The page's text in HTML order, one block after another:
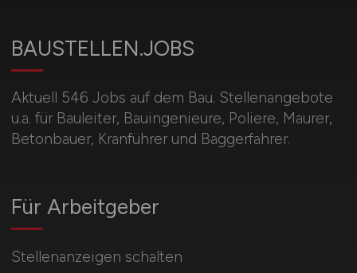
BAUSTELLEN.JOBS
Aktuell 546 Jobs auf dem Bau. Stellenangebote
u.a. für Bauleiter, Bauingenieure, Poliere, Maurer,
Betonbauer, Kranführer und Baggerfahrer.
Für Arbeitgeber
Stellenanzeigen schalten